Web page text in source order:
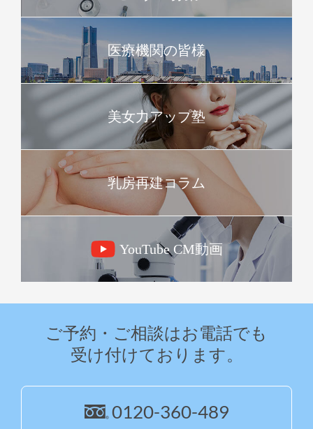
医療機関の皆様
美女力アップ塾
乳房再建コラム
YouTube CM動画
ご予約・ご相談はお電話でも
受け付けております。
0120-360-489